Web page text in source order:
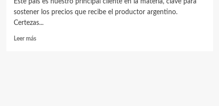
Este país es nuestro principal cliente en la materia, clave para
sostener los precios que recibe el productor argentino.
Certezas...
Leer más